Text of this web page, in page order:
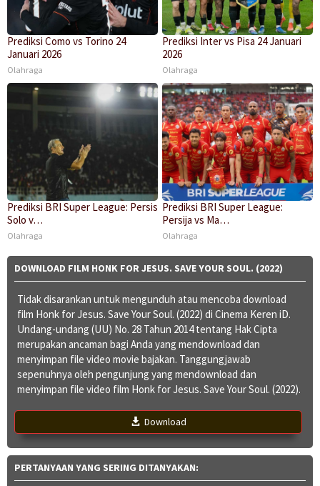
Prediksi Como vs Torino 24
Januari 2026
Olahraga
Prediksi Inter vs Pisa 24 Januari
2026
Olahraga
Prediksi BRI Super League: Persis
Solo v…
Olahraga
Prediksi BRI Super League:
Persija vs Ma…
Olahraga
DOWNLOAD FILM HONK FOR JESUS. SAVE YOUR SOUL. (2022)
Tidak disarankan untuk mengunduh atau mencoba download
film Honk for Jesus. Save Your Soul. (2022) di Cinema Keren iD.
Undang-undang (UU) No. 28 Tahun 2014 tentang Hak Cipta
merupakan ancaman bagi Anda yang mendownload dan
menyimpan file video movie bajakan. Tanggungjawab
sepenuhnya oleh pengunjung yang mendownload dan
menyimpan file video film Honk for Jesus. Save Your Soul. (2022).
Download
PERTANYAAN YANG SERING DITANYAKAN: